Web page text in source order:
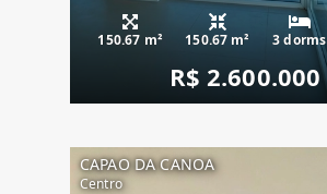
150.67 m² 150.67 m² 3 dorms
R$ 2.600.000
CAPAO DA CANOA
Centro